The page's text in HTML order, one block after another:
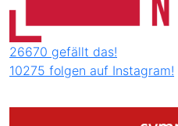
26670 gefällt das!
10275 folgen auf Instagram!